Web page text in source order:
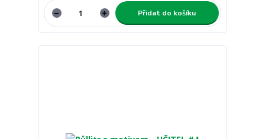
Přidat do košíku